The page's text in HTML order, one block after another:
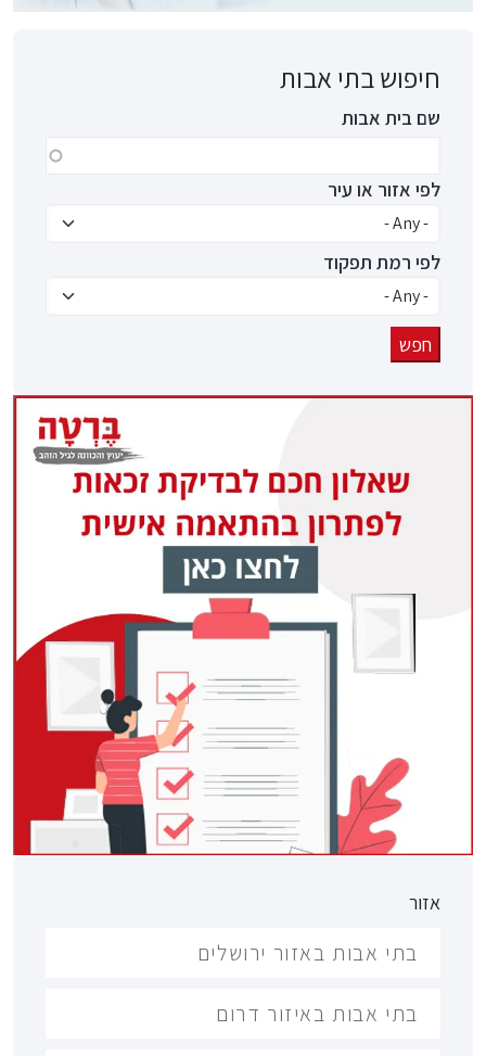
חיפוש בתי אבות
שם בית אבות
לפי אזור או עיר
לפי רמת תפקוד
אזור
בתי אבות באזור ירושלים
בתי אבות באיזור דרום